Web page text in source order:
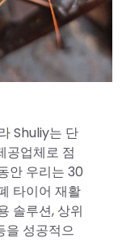
Shuliy는 단
공업체로 점
안 우리는 30
타이어 재활
솔루션, 상위
을 성공적으